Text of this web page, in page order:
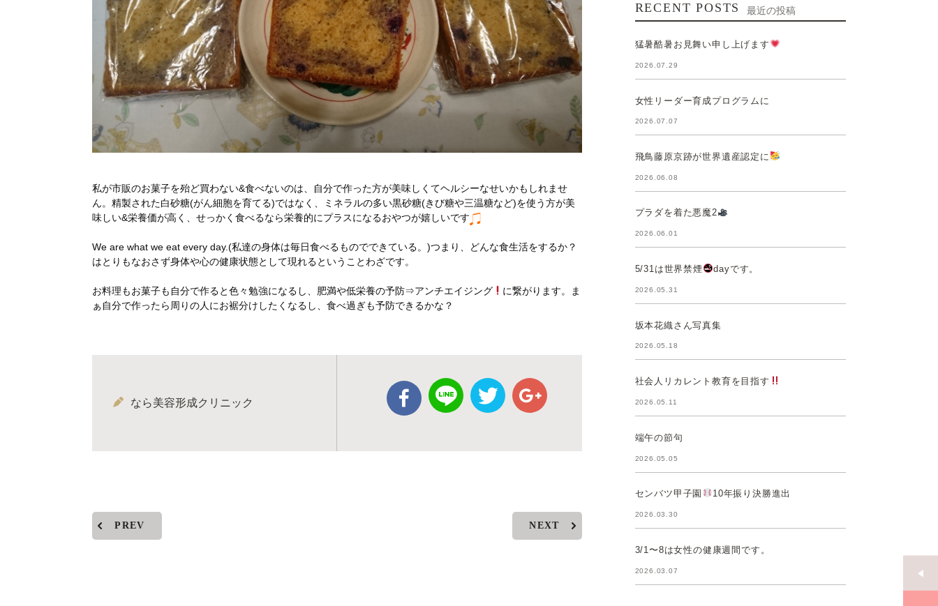
私が市販のお菓子を殆ど買わない&食べないのは、自分で作った方が美味しくてヘルシーなせいかもしれませ
ん。精製された白砂糖(がん細胞を育てる)ではなく、ミネラルの多い黒砂糖(きび糖や三温糖など)を使う方が美
味しい&栄養価が高く、せっかく食べるなら栄養的にプラスになるおやつが嬉しいです
We are what we eat every day.(私達の身体は毎日食べるものでできている。)つまり、どんな食生活をするか？
はとりもなおさず身体や心の健康状態として現れるということわざです。
お料理もお菓子も自分で作ると色々勉強になるし、肥満や低栄養の予防⇒アンチエイジング
に繋がります。ま
ぁ自分で作ったら周りの人にお裾分けしたくなるし、食べ過ぎも予防できるかな？
なら美容形成クリニック
PREV NEXT
RECENT POSTS 最近の投稿
猛暑酷暑お見舞い申し上げます
2026.07.29
女性リーダー育成プログラムに
2026.07.07
飛鳥藤原京跡が世界遺産認定に
2026.06.08
プラダを着た悪魔2
2026.06.01
5/31は世界禁煙 dayです。
2026.05.31
坂本花織さん写真集
2026.05.18
社会人リカレント教育を目指す
2026.05.11
端午の節句
2026.05.05
センバツ甲子園 10年振り決勝進出
2026.03.30
3/1〜8は女性の健康週間です。
2026.03.07